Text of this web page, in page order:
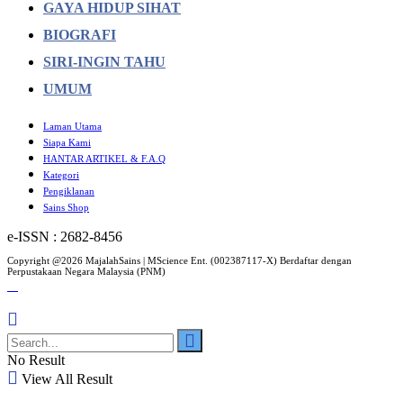
GAYA HIDUP SIHAT
BIOGRAFI
SIRI-INGIN TAHU
UMUM
Laman Utama
Siapa Kami
HANTAR ARTIKEL & F.A.Q
Kategori
Pengiklanan
Sains Shop
e-ISSN : 2682-8456
Copyright @2026 MajalahSains | MScience Ent. (002387117-X) Berdaftar dengan
Perpustakaan Negara Malaysia (PNM)
No Result
View All Result